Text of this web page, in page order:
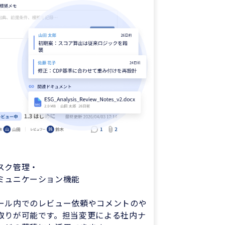
ク管理・
ュニケーション機能
ル内でのレビュー依頼やコメントのや
りが可能です。担当変更による社内ナ